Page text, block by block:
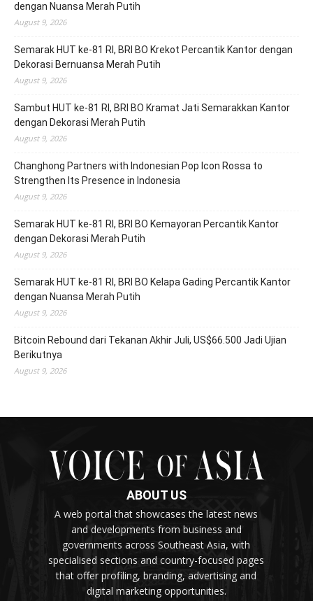
dengan Nuansa Merah Putih
August 9, 2026
Semarak HUT ke-81 RI, BRI BO Krekot Percantik Kantor dengan
Dekorasi Bernuansa Merah Putih
August 9, 2026
Sambut HUT ke-81 RI, BRI BO Kramat Jati Semarakkan Kantor
dengan Dekorasi Merah Putih
August 9, 2026
Changhong Partners with Indonesian Pop Icon Rossa to
Strengthen Its Presence in Indonesia
August 9, 2026
Semarak HUT ke-81 RI, BRI BO Kemayoran Percantik Kantor
dengan Dekorasi Merah Putih
August 9, 2026
Semarak HUT ke-81 RI, BRI BO Kelapa Gading Percantik Kantor
dengan Nuansa Merah Putih
August 9, 2026
Bitcoin Rebound dari Tekanan Akhir Juli, US$66.500 Jadi Ujian
Berikutnya
August 9, 2026
ABOUT US
A web portal that showcases the latest news
and developments from business and
governments across Southeast Asia, with
specialised sections and country-focused pages
that offer profiling, branding, advertising and
digital marketing opportunities.